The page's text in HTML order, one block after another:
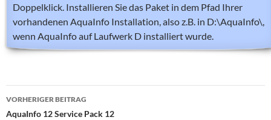
Doppelklick. Installieren Sie das Paket in dem Pfad Ihrer
vorhandenen AquaInfo Installation, also z.B. in D:\AquaInfo\,
wenn AquaInfo auf Laufwerk D installiert wurde.
Beitragsnavigation
VORHERIGER BEITRAG
AquaInfo 12 Service Pack 12